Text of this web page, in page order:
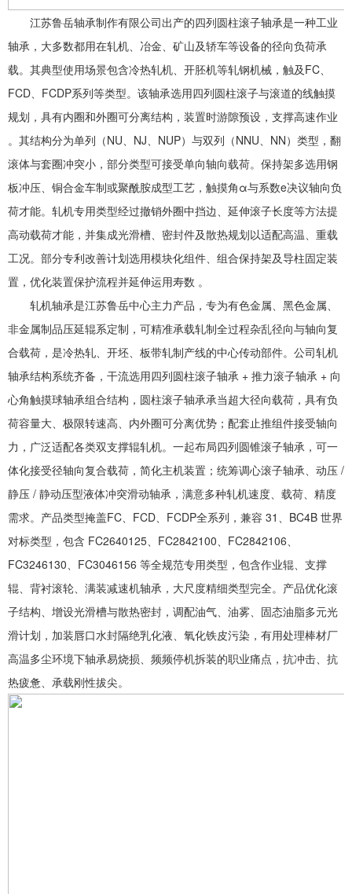
江苏鲁岳轴承制作有限公司出产的四列圆柱滚子轴承是一种工业
轴承，大多数都用在轧机、冶金、矿山及轿车等设备的径向负荷承
载。其典型使用场景包含冷热轧机、开胚机等轧钢机械，触及FC、
FCD、FCDP系列等类型。该轴承选用四列圆柱滚子与滚道的线触摸
规划，具有内圈和外圈可分离结构，装置时游隙预设，支撑高速作业
。其结构分为单列（NU、NJ、NUP）与双列（NNU、NN）类型，翻
滚体与套圈冲突小，部分类型可接受单向轴向载荷。保持架多选用钢
板冲压、铜合金车制或聚酰胺成型工艺，触摸角α与系数e决议轴向负
荷才能。轧机专用类型经过撤销外圈中挡边、延伸滚子长度等方法提
高动载荷才能，并集成光滑槽、密封件及散热规划以适配高温、重载
工况。部分专利改善计划选用模块化组件、组合保持架及导柱固定装
置，优化装置保护流程并延伸运用寿数 。
轧机轴承是江苏鲁岳中心主力产品，专为有色金属、黑色金属、
非金属制品压延辊系定制，可精准承载轧制全过程杂乱径向与轴向复
合载荷，是冷热轧、开坯、板带轧制产线的中心传动部件。公司轧机
轴承结构系统齐备，干流选用四列圆柱滚子轴承 + 推力滚子轴承 + 向
心角触摸球轴承组合结构，圆柱滚子轴承承当超大径向载荷，具有负
荷容量大、极限转速高、内外圈可分离优势；配套止推组件接受轴向
力，广泛适配各类双支撑辊轧机。一起布局四列圆锥滚子轴承，可一
体化接受径轴向复合载荷，简化主机装置；统筹调心滚子轴承、动压 /
静压 / 静动压型液体冲突滑动轴承，满意多种轧机速度、载荷、精度
需求。产品类型掩盖FC、FCD、FCDP全系列，兼容 31、BC4B 世界
对标类型，包含 FC2640125、FC2842100、FC2842106、
FC3246130、FC3046156 等全规范专用类型，包含作业辊、支撑
辊、背衬滚轮、满装减速机轴承，大尺度精细类型完全。产品优化滚
子结构、增设光滑槽与散热密封，调配油气、油雾、固态油脂多元光
滑计划，加装唇口水封隔绝乳化液、氧化铁皮污染，有用处理棒材厂
高温多尘环境下轴承易烧损、频频停机拆装的职业痛点，抗冲击、抗
热疲惫、承载刚性拔尖。